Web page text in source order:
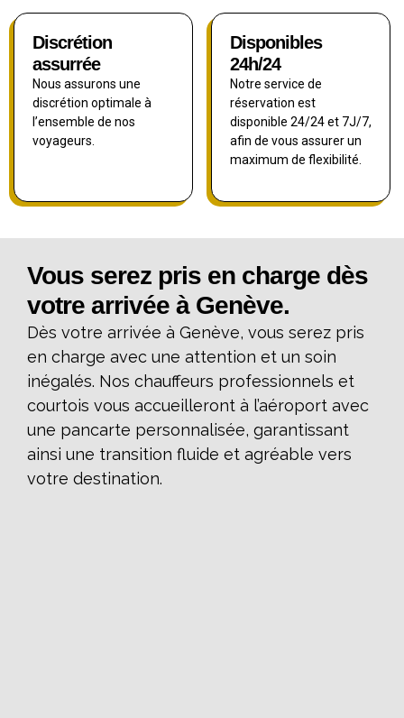
Discrétion
assurrée
Nous assurons une
discrétion optimale à
l’ensemble de nos
voyageurs.
Disponibles
24h/24
Notre service de
réservation est
disponible 24/24 et 7J/7,
afin de vous assurer un
maximum de flexibilité.
Vous serez pris en charge dès
votre arrivée à Genève.
Dès votre arrivée à Genève, vous serez pris
en charge avec une attention et un soin
inégalés. Nos chauffeurs professionnels et
courtois vous accueilleront à l’aéroport avec
une pancarte personnalisée, garantissant
ainsi une transition fluide et agréable vers
votre destination.